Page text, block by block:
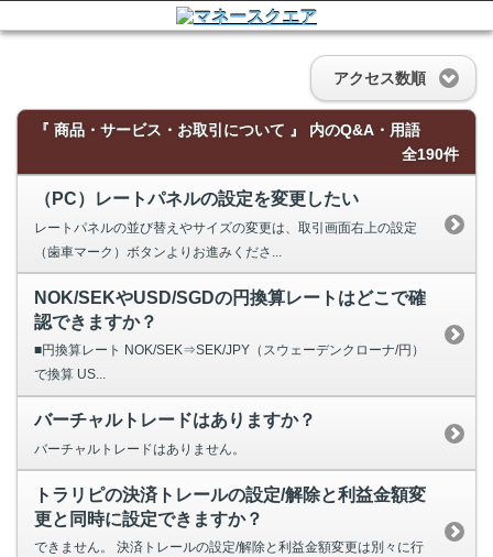
アクセス数順
『 商品・サービス・お取引について 』 内のQ&A・用語
全190件
（PC）レートパネルの設定を変更したい
レートパネルの並び替えやサイズの変更は、取引画面右上の設定
（歯車マーク）ボタンよりお進みくださ...
NOK/SEKやUSD/SGDの円換算レートはどこで確
認できますか？
■円換算レート NOK/SEK⇒SEK/JPY（スウェーデンクローナ/円）
で換算 US...
バーチャルトレードはありますか？
バーチャルトレードはありません。
トラリピの決済トレールの設定/解除と利益金額変
更と同時に設定できますか？
できません。 決済トレールの設定/解除と利益金額変更は別々に行